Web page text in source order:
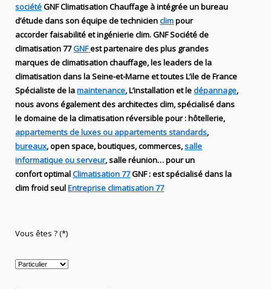
sociétéGNFClimatisation Chauffage à intégrée un bureau
d’étude dans son équipe de technicienclimpour
accorder faisabilité et ingénierieclim.GNFSociété de
climatisation 77GNFest partenaire des plus grandes
marques declimatisation chauffage, les leadersde la
climatisation dans la Seine-et-Marne et toutes L’ile de France
Spécialiste delamaintenance, L’installationet ledépannage,
nous avons également des architectes clim,spécialisé dans
le domaine de laclimatisation réversiblepour : hôtellerie,
appartements de luxes ou appartements standards,
bureaux, open space, boutiques, commerces,salle
informatique ou serveur, salle réunion… pour un
confort optimalClimatisation 77GNF:estspécialisédans la
climfroid seulEntreprise climatisation 77
Vous êtes ? (*)